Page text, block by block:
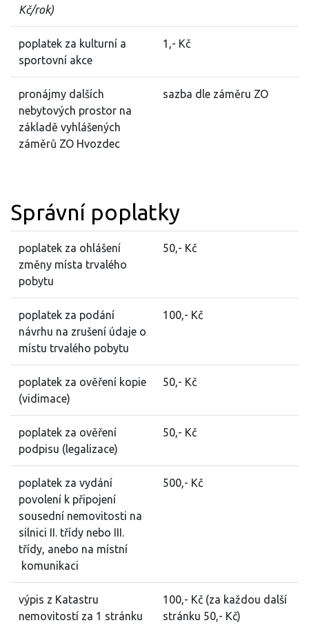
Kč/rok)
poplatek za kulturní a
sportovní akce
1,- Kč
pronájmy dalších
nebytových prostor na
základě vyhlášených
záměrů ZO Hvozdec
sazba dle záměru ZO
Správní poplatky
poplatek za ohlášení
změny místa trvalého
pobytu
50,- Kč
poplatek za podání
návrhu na zrušení údaje o
místu trvalého pobytu
100,- Kč
poplatek za ověření kopie
(vidimace)
50,- Kč
poplatek za ověření
podpisu (legalizace)
50,- Kč
poplatek za vydání
povolení k připojení
sousední nemovitosti na
silnici II. třídy nebo III.
třídy, anebo na místní
komunikaci
500,- Kč
výpis z Katastru
nemovitostí za 1 stránku
100,- Kč (za každou další
stránku 50,- Kč)